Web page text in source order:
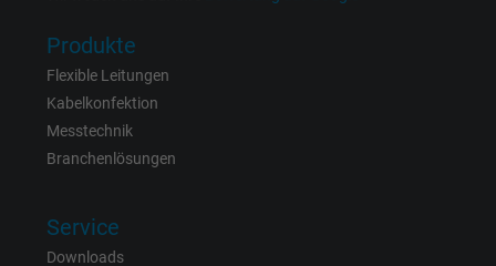
Anbieter
Cookie von Facebook für Website-Analyse,
Produkte
Flexible Leitungen
Kabelkonfektion
Messtechnik
Branchenlösungen
Service
Downloads